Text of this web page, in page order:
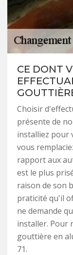
CE DONT
Choisir
présente de
installiez pour
vous
rapport aux
est le plus
raison de son
praticité qu'il
ne demande
installer. Pour
gouttière en
71.